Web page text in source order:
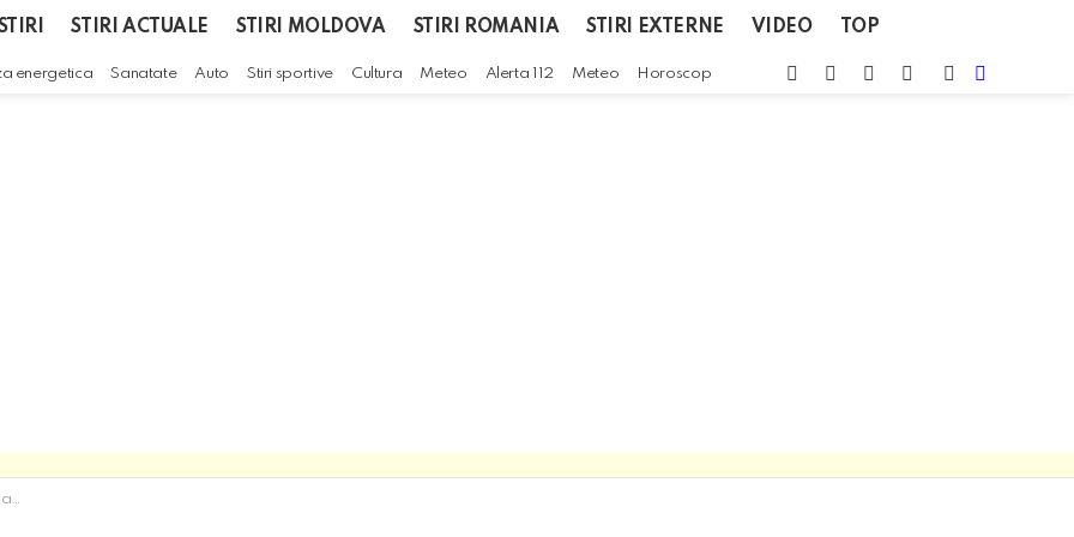
STIRI ACTUALE STIRI MOLDOVA STIRI ROMANIA STIRI EXTERNE VIDEO TOP
energetica Sanatate Auto Stiri sportive Cultura Meteo Alerta 112 Meteo Horoscop
facebooktwitter instagramyoutube SWITCH